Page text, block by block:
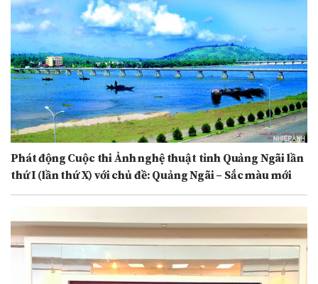
Phát động Cuộc thi Ảnh nghệ thuật tỉnh Quảng Ngãi lần
thứ I (lần thứ X) với chủ đề: Quảng Ngãi – Sắc màu mới